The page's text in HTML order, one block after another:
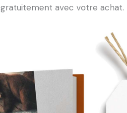
gratuitement avec votre achat.